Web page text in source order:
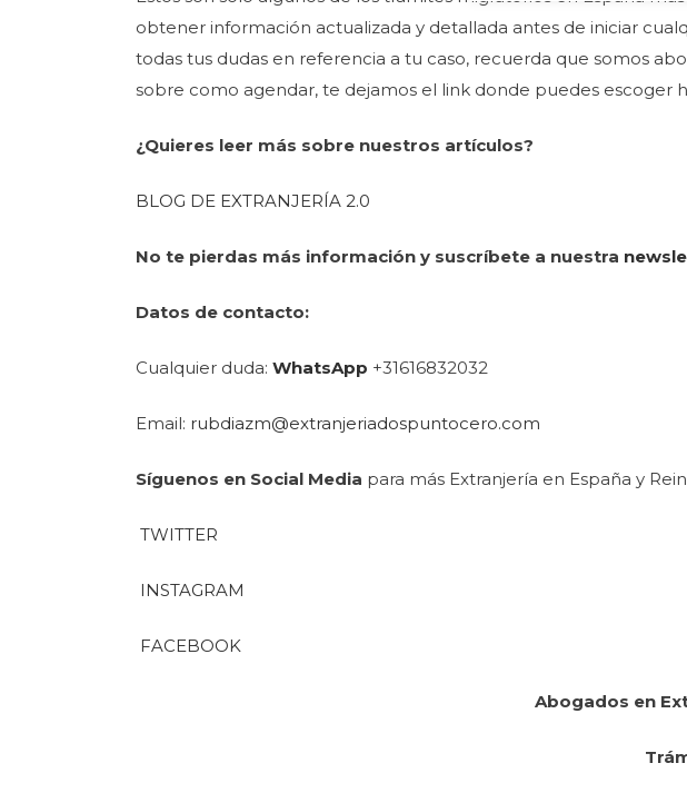
obtener información actualizada y detallada antes de iniciar
todas tus dudas en referencia a tu caso, recuerda que somos
sobre como agendar, te dejamos el link donde puedes escoger
¿Quieres leer más sobre nuestros artículos?
BLOG DE EXTRANJERÍA 2.0
No te pierdas más información y suscríbete a nuestra
Datos de contacto:
Cualquier duda: WhatsApp +31616832032
Email: rubdiazm@extranjeriadospuntocero.com
Síguenos en Social Media para más Extranjería en España y
TWITTER
INSTAGRAM
FACEBOOK
Abogados en